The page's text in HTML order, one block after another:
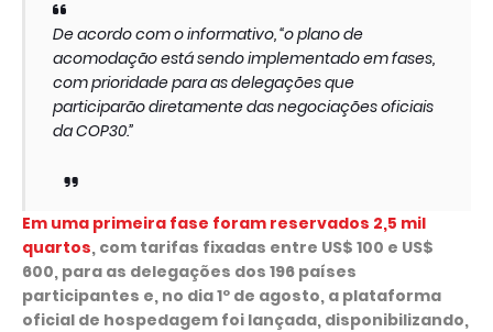
De acordo com o informativo, “o plano de
acomodação está sendo implementado em fases,
com prioridade para as delegações que
participarão diretamente das negociações oficiais
da COP30.”
Em uma primeira fase foram reservados 2,5 mil
quartos, com tarifas fixadas entre US$ 100 e US$
600, para as delegações dos 196 países
participantes e, no dia 1º de agosto, a plataforma
oficial de hospedagem foi lançada, disponibilizando,